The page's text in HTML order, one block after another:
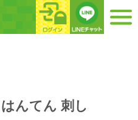
んてん 刺し